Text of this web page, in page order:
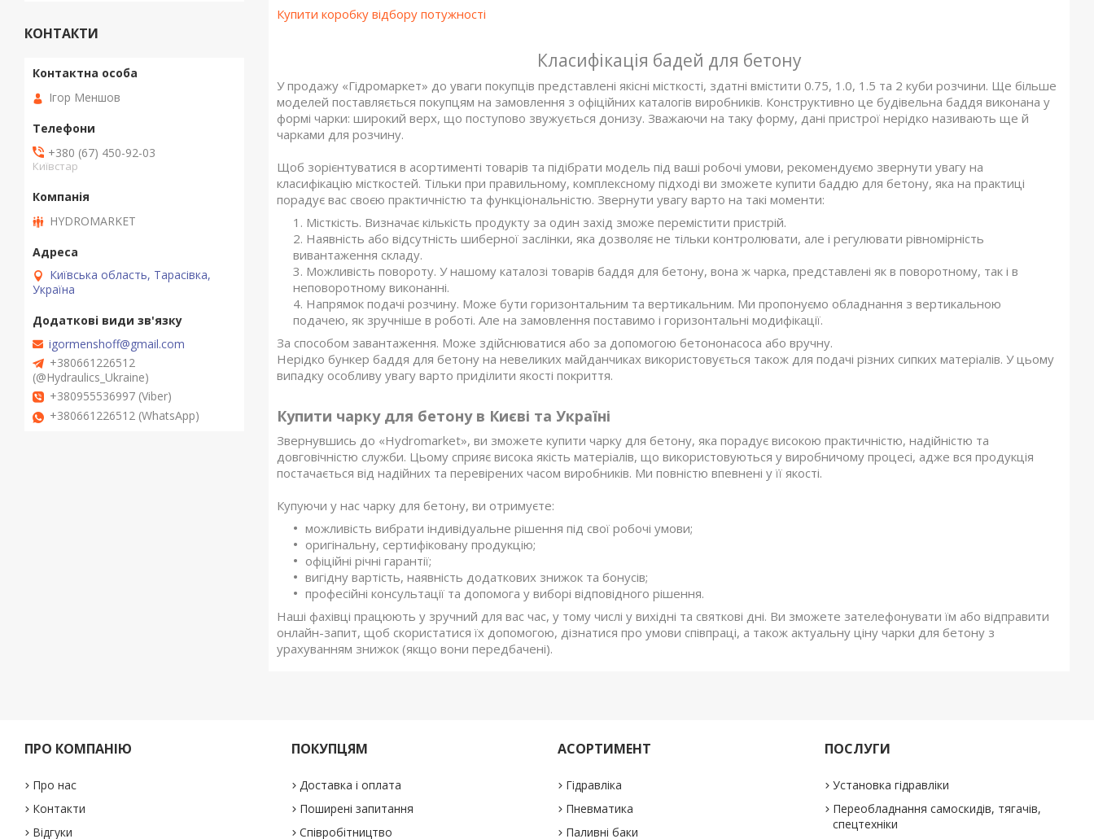
Купити коробку відбору потужності
Класифікація бадей для бетону
У продажу «Гідромаркет» до уваги покупців представлені якісні місткості, здатні вмістити 0.75, 1.0, 1.5 та 2 куби розчини. Ще більше
моделей поставляється покупцям на замовлення з офіційних каталогів виробників. Конструктивно це будівельна баддя виконана у
формі чарки: широкий верх, що поступово звужується донизу. Зважаючи на таку форму, дані пристрої нерідко називають ще й
чарками для розчину.
Щоб зорієнтуватися в асортименті товарів та підібрати модель під ваші робочі умови, рекомендуємо звернути увагу на
класифікацію місткостей. Тільки при правильному, комплексному підході ви зможете купити баддю для бетону, яка на практиці
порадує вас своєю практичністю та функціональністю. Звернути увагу варто на такі моменти:
Місткість. Визначає кількість продукту за один захід зможе перемістити пристрій.
Наявність або відсутність шиберної заслінки, яка дозволяє не тільки контролювати, але і регулювати рівномірність
вивантаження складу.
Можливість повороту. У нашому каталозі товарів баддя для бетону, вона ж чарка, представлені як в поворотному, так і в
неповоротному виконанні.
Напрямок подачі розчину. Може бути горизонтальним та вертикальним. Ми пропонуємо обладнання з вертикальною
подачею, як зручніше в роботі. Але на замовлення поставимо і горизонтальні модифікації.
За способом завантаження. Може здійснюватися або за допомогою бетононасоса або вручну.
Нерідко бункер баддя для бетону на невеликих майданчиках використовується також для подачі різних сипких матеріалів. У цьому
випадку особливу увагу варто приділити якості покриття.
Купити чарку для бетону в Києві та Україні
Звернувшись до «Hydromarket», ви зможете купити чарку для бетону, яка порадує високою практичністю, надійністю та
довговічністю служби. Цьому сприяє висока якість матеріалів, що використовуються у виробничому процесі, адже вся продукція
постачається від надійних та перевірених часом виробників. Ми повністю впевнені у її якості.
Купуючи у нас чарку для бетону, ви отримуєте:
можливість вибрати індивідуальне рішення під свої робочі умови;
оригінальну, сертифіковану продукцію;
офіційні річні гарантії;
вигідну вартість, наявність додаткових знижок та бонусів;
професійні консультації та допомога у виборі відповідного рішення.
Наші фахівці працюють у зручний для вас час, у тому числі у вихідні та святкові дні. Ви зможете зателефонувати їм або відправити
онлайн-запит, щоб скористатися їх допомогою, дізнатися про умови співпраці, а також актуальну ціну чарки для бетону з
урахуванням знижок (якщо вони передбачені).
КОНТАКТИ
Ігор Меншов
+380 (67) 450-92-03
Київстар
HYDROMARKET
Київська область, Тарасівка,
Україна
igormenshoff@gmail.com
+380661226512
(@Hydraulics_Ukraine)
+380955536997 (Viber)
+380661226512 (WhatsApp)
ПРО КОМПАНІЮ
Про нас
Контакти
Відгуки
ПОКУПЦЯМ
Доставка і оплата
Поширені запитання
Співробітництво
АСОРТИМЕНТ
Гідравліка
Пневматика
Паливні баки
ПОСЛУГИ
Установка гідравліки
Переобладнання самоскидів, тягачів,
спецтехніки